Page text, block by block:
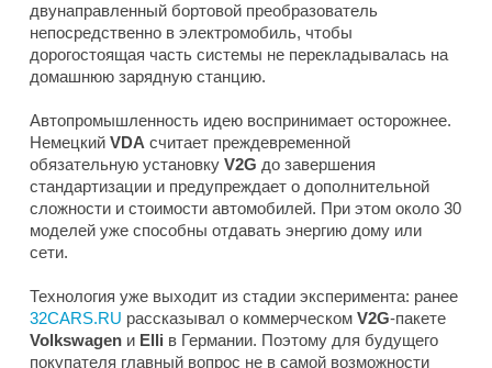
двунаправленный бортовой преобразователь
непосредственно в электромобиль, чтобы
дорогостоящая часть системы не перекладывалась на
домашнюю зарядную станцию.
Автопромышленность идею воспринимает осторожнее.
Немецкий VDA считает преждевременной
обязательную установку V2G до завершения
стандартизации и предупреждает о дополнительной
сложности и стоимости автомобилей. При этом около 30
моделей уже способны отдавать энергию дому или
сети.
Технология уже выходит из стадии эксперимента: ранее
32CARS.RU рассказывал о коммерческом V2G-пакете
Volkswagen и Elli в Германии. Поэтому для будущего
покупателя главный вопрос не в самой возможности